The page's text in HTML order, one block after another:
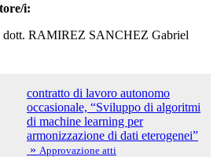
i:
dott. RAMIREZ SANCHEZ Gabriel
contratto di lavoro autonomo
occasionale, “Sviluppo di algoritmi
di machine learning per
armonizzazione di dati eterogenei”
» Approvazione atti